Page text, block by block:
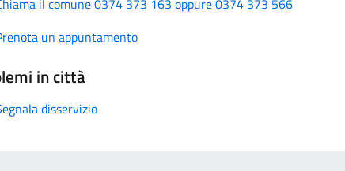
un appuntamento
in città
disservizio